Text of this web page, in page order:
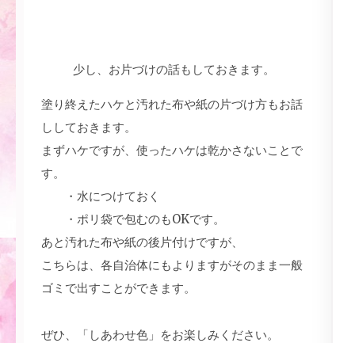
少し、お片づけの話もしておきます。
塗り終えたハケと汚れた布や紙の片づけ方もお話
ししておきます。
まずハケですが、使ったハケは乾かさないことで
す。
・水につけておく
・ポリ袋で包むのもOKです。
あと汚れた布や紙の後片付けですが、
こちらは、各自治体にもよりますがそのまま一般
ゴミで出すことができます。
ぜひ、「しあわせ色」をお楽しみください。